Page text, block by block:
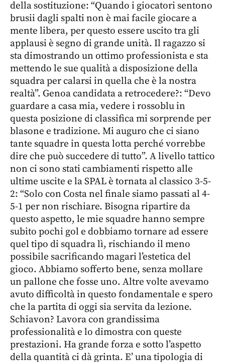
della sostituzione: “Quando i giocatori sentono
brusii dagli spalti non è mai facile giocare a
mente libera, per questo essere uscito tra gli
applausi è segno di grande unità. Il ragazzo si
sta dimostrando un ottimo professionista e sta
mettendo le sue qualità a disposizione della
squadra per calarsi in quella che è la nostra
realtà”. Genoa candidata a retrocedere?: “Devo
guardare a casa mia, vedere i rossoblu in
questa posizione di classifica mi sorprende per
blasone e tradizione. Mi auguro che ci siano
tante squadre in questa lotta perché vorrebbe
dire che può succedere di tutto”. A livello tattico
non ci sono stati cambiamenti rispetto alle
ultime uscite e la SPAL è tornata al classico 3-5-
2: “Solo con Costa nel finale siamo passati al 4-
5-1 per non rischiare. Bisogna ripartire da
questo aspetto, le mie squadre hanno sempre
subito pochi gol e dobbiamo tornare ad essere
quel tipo di squadra lì, rischiando il meno
possibile sacrificando magari l’estetica del
gioco. Abbiamo sofferto bene, senza mollare
un pallone che fosse uno. Altre volte avevamo
avuto difficoltà in questo fondamentale e spero
che la partita di oggi sia servita da lezione.
Schiavon? Lavora con grandissima
professionalità e lo dimostra con queste
prestazioni. Ha grande forza e sotto l’aspetto
della quantità ci dà grinta. E’ una tipologia di